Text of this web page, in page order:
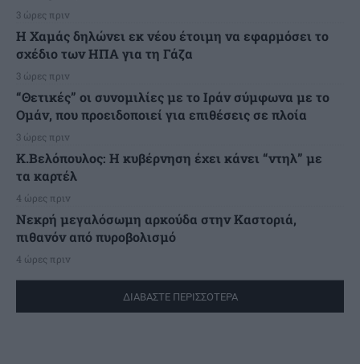
3 ώρες πριν
Η Χαμάς δηλώνει εκ νέου έτοιμη να εφαρμόσει το
σχέδιο των ΗΠΑ για τη Γάζα
3 ώρες πριν
“Θετικές” οι συνομιλίες με το Ιράν σύμφωνα με το
Ομάν, που προειδοποιεί για επιθέσεις σε πλοία
3 ώρες πριν
Κ.Βελόπουλος: Η κυβέρνηση έχει κάνει “ντηλ” με
τα καρτέλ
4 ώρες πριν
Νεκρή μεγαλόσωμη αρκούδα στην Καστοριά,
πιθανόν από πυροβολισμό
4 ώρες πριν
ΔΙΑΒΑΣΤΕ ΠΕΡΙΣΣΟΤΕΡΑ